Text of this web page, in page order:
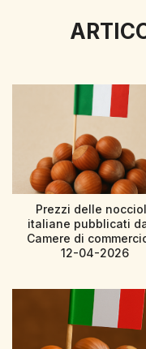
Prezzi delle
italiane pubblicati
Camere di
12-04-2026